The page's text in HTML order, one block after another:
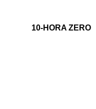
10-HORA ZERO